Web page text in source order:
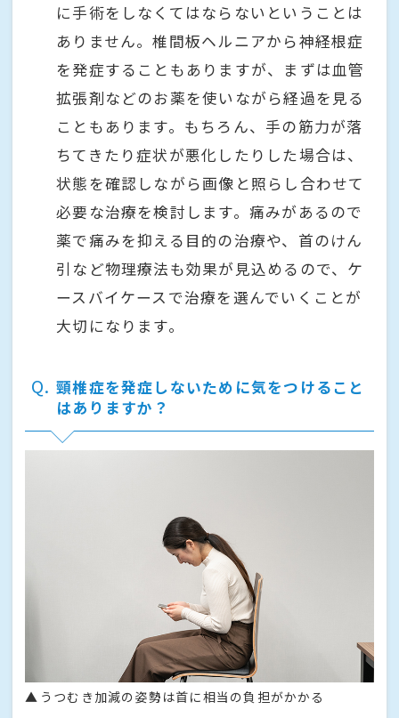
に手術をしなくてはならないということは
ありません。椎間板ヘルニアから神経根症
を発症することもありますが、まずは血管
拡張剤などのお薬を使いながら経過を見る
こともあります。もちろん、手の筋力が落
ちてきたり症状が悪化したりした場合は、
状態を確認しながら画像と照らし合わせて
必要な治療を検討します。痛みがあるので
薬で痛みを抑える目的の治療や、首のけん
引など物理療法も効果が見込めるので、ケ
ースバイケースで治療を選んでいくことが
大切になります。
Q
頸椎症を発症しないために気をつけること
はありますか？
うつむき加減の姿勢は首に相当の負担がかかる